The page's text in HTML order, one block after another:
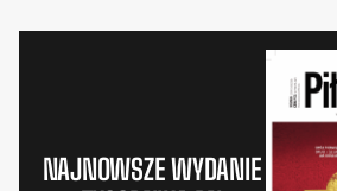
NAJNOWSZE WYDANIE